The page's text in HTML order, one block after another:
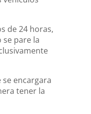
de 24 horas,
pare la
encargara
tener la